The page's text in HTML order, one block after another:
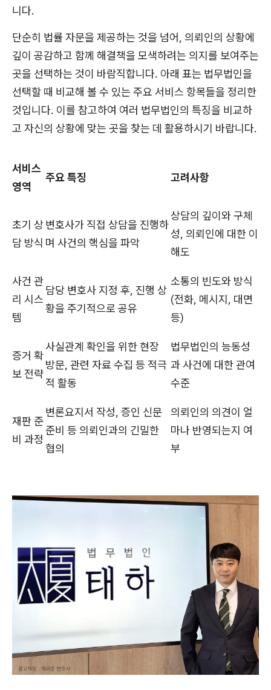
니다.
단순히 법률 자문을 제공하는 것을 넘어, 의뢰인의 상황에
깊이 공감하고 함께 해결책을 모색하려는 의지를 보여주는
곳을 선택하는 것이 바람직합니다. 아래 표는 법무법인을
선택할 때 비교해 볼 수 있는 주요 서비스 항목들을 정리한
것입니다. 이를 참고하여 여러 법무법인의 특징을 비교하
고 자신의 상황에 맞는 곳을 찾는 데 활용하시기 바랍니다.
서비스
영역
주요 특징 고려사항
초기 상
담 방식
변호사가 직접 상담을 진행하
며 사건의 핵심을 파악
상담의 깊이와 구체
성, 의뢰인에 대한 이
해도
사건 관
리 시스
템
담당 변호사 지정 후, 진행 상
황을 주기적으로 공유
소통의 빈도와 방식
(전화, 메시지, 대면
등)
증거 확
보 전략
사실관계 확인을 위한 현장
방문, 관련 자료 수집 등 적극
적 활동
법무법인의 능동성
과 사건에 대한 관여
수준
재판 준
비 과정
변론요지서 작성, 증인 신문
준비 등 의뢰인과의 긴밀한
협의
의뢰인의 의견이 얼
마나 반영되는지 여
부